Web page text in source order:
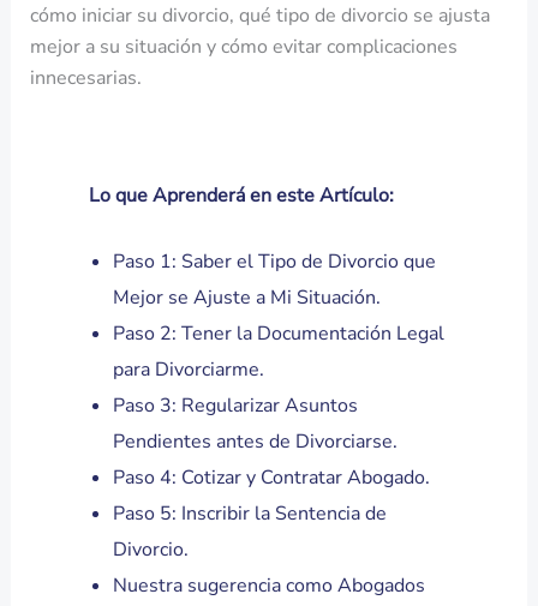
cómo iniciar su divorcio, qué tipo de divorcio se ajusta
mejor a su situación y cómo evitar complicaciones
innecesarias.
Lo que Aprenderá en este Artículo:
Paso 1: Saber el Tipo de Divorcio que
Mejor se Ajuste a Mi Situación.
Paso 2: Tener la Documentación Legal
para Divorciarme.
Paso 3: Regularizar Asuntos
Pendientes antes de Divorciarse.
Paso 4: Cotizar y Contratar Abogado.
Paso 5: Inscribir la Sentencia de
Divorcio.
Nuestra sugerencia como Abogados